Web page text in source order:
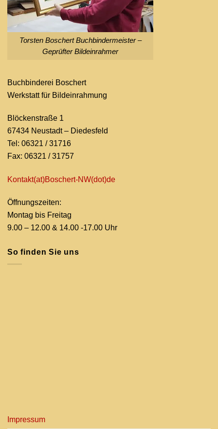
Torsten Boschert Buchbindermeister –
Geprüfter Bildeinrahmer
Buchbinderei Boschert
Werkstatt für Bildeinrahmung
Blöckenstraße 1
67434 Neustadt – Diedesfeld
Tel: 06321 / 31716
Fax: 06321 / 31757
Kontakt(at)Boschert-NW(dot)de
Öffnungszeiten:
Montag bis Freitag
9.00 – 12.00 & 14.00 -17.00 Uhr
So finden Sie uns
Impressum